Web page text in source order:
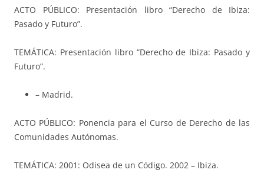
ACTO PÚBLICO: Presentación libro “Derecho de Ibiza:
Pasado y Futuro”.
TEMÁTICA: Presentación libro “Derecho de Ibiza: Pasado y
Futuro”.
– Madrid.
ACTO PÚBLICO: Ponencia para el Curso de Derecho de las
Comunidades Autónomas.
TEMÁTICA: 2001: Odisea de un Código. 2002 – Ibiza.